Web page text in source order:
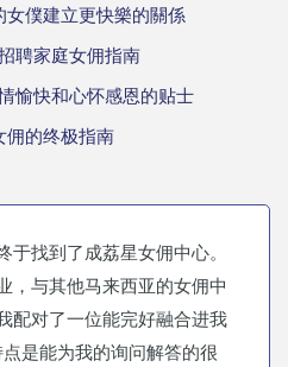
女僕建立更快樂的關係
聘家庭女佣指南
愉快和心怀感恩的贴士
佣的终极指南
找到了成荔星女佣中心。
，与其他马来西亚的女佣中
配对了一位能完好融合进我
是能为我的询问解答的很